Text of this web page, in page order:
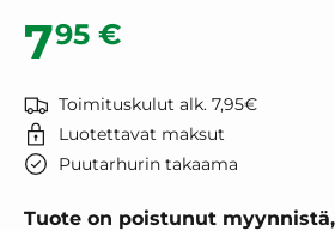
795 €
Toimituskulut alk. 7,95€
Luotettavat maksut
Puutarhurin takaama
Tuote on poistunut